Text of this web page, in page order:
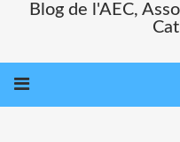
Blog de l'AEC,